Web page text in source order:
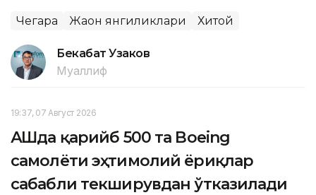
Чегара Жаҳон янгиликлари Хитой
Бекабат Узаков
Муаллиф
19:37, 07 Август 2026
АҚШда қарийб 500 та Boeing
самолёти эҳтимолий ёриқлар
сабабли текширувдан ўтказилади